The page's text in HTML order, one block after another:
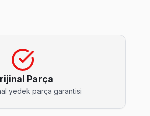
ve yeniden yükleme yapıyor.
garantisi.
Parça
yedek parça garantisi